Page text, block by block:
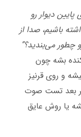
دیوار رو
باشیم، صدا از
چطور می‌بندید؟”
بشه چون
و روی قرنیز
بعد تست صوت
یا روش عایق